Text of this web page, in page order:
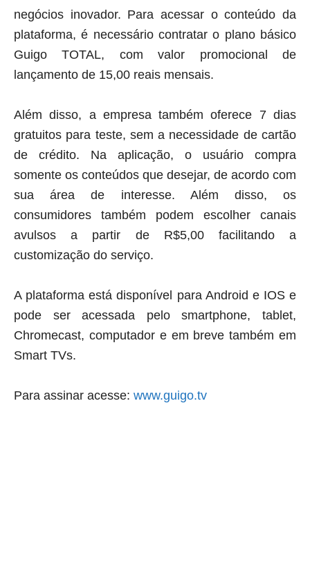
negócios inovador. Para acessar o conteúdo da
plataforma, é necessário contratar o plano básico
Guigo TOTAL, com valor promocional de
lançamento de 15,00 reais mensais.
Além disso, a empresa também oferece 7 dias
gratuitos para teste, sem a necessidade de cartão
de crédito. Na aplicação, o usuário compra
somente os conteúdos que desejar, de acordo com
sua área de interesse. Além disso, os
consumidores também podem escolher canais
avulsos a partir de R$5,00 facilitando a
customização do serviço.
A plataforma está disponível para Android e IOS e
pode ser acessada pelo smartphone, tablet,
Chromecast, computador e em breve também em
Smart TVs.
Para assinar acesse: www.guigo.tv